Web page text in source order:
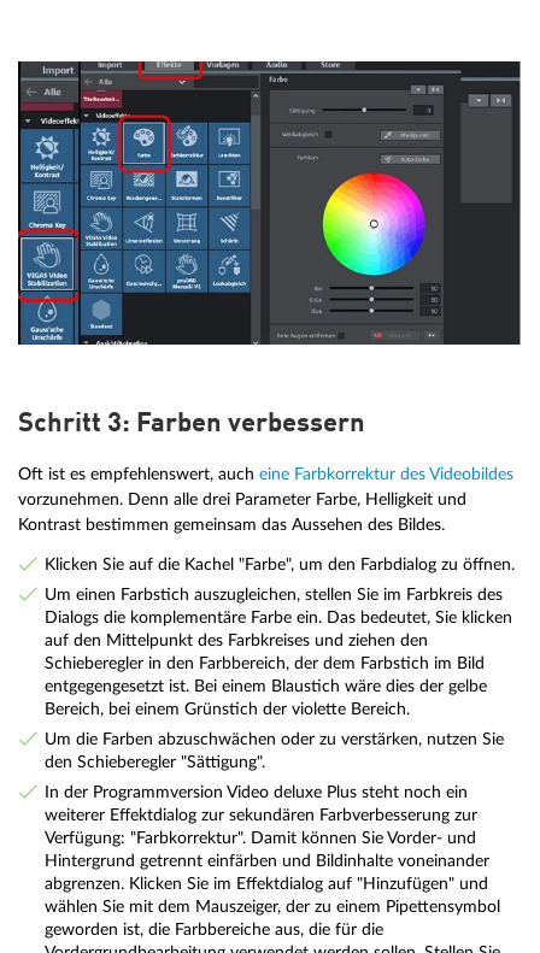
Schritt 3: Farben verbessern
Oft ist es empfehlenswert, auch eine Farbkorrektur des Videobildes
vorzunehmen. Denn alle drei Parameter Farbe, Helligkeit und
Kontrast bestimmen gemeinsam das Aussehen des Bildes.
Klicken Sie auf die Kachel "Farbe", um den Farbdialog zu öffnen.
Um einen Farbstich auszugleichen, stellen Sie im Farbkreis des
Dialogs die komplementäre Farbe ein. Das bedeutet, Sie klicken
auf den Mittelpunkt des Farbkreises und ziehen den
Schieberegler in den Farbbereich, der dem Farbstich im Bild
entgegengesetzt ist. Bei einem Blaustich wäre dies der gelbe
Bereich, bei einem Grünstich der violette Bereich.
Um die Farben abzuschwächen oder zu verstärken, nutzen Sie
den Schieberegler "Sättigung".
In der Programmversion Video deluxe Plus steht noch ein
weiterer Effektdialog zur sekundären Farbverbesserung zur
Verfügung: "Farbkorrektur". Damit können Sie Vorder- und
Hintergrund getrennt einfärben und Bildinhalte voneinander
abgrenzen. Klicken Sie im Effektdialog auf "Hinzufügen" und
wählen Sie mit dem Mauszeiger, der zu einem Pipettensymbol
geworden ist, die Farbbereiche aus, die für die